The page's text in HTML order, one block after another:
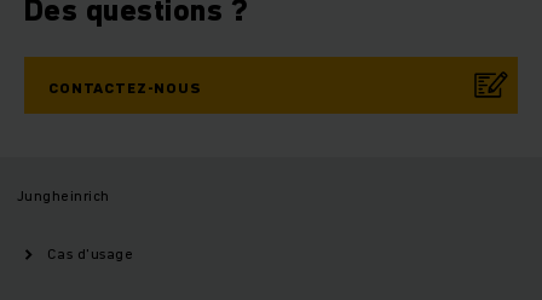
Des questions ?
CONTACTEZ-NOUS
Jungheinrich
Cas d'usage